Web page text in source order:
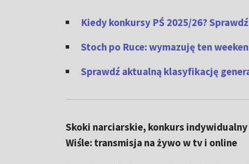
Kiedy konkursy PŚ 2025/26?
Stoch po Ruce: wymazuję ten
Sprawdź aktualną klasyfikację
Skoki narciarskie, konkurs
Wiśle: transmisja na żywo w tv i online